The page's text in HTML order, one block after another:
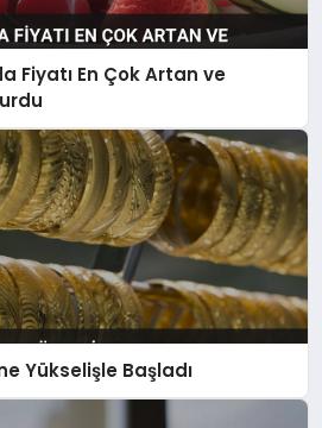
Fiyatı En Çok Artan ve
Yükselişle Başladı